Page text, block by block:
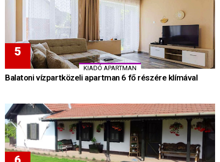
KIADÓ APARTMAN
Balatoni vízpartközeli apartman 6 fő részére klímával